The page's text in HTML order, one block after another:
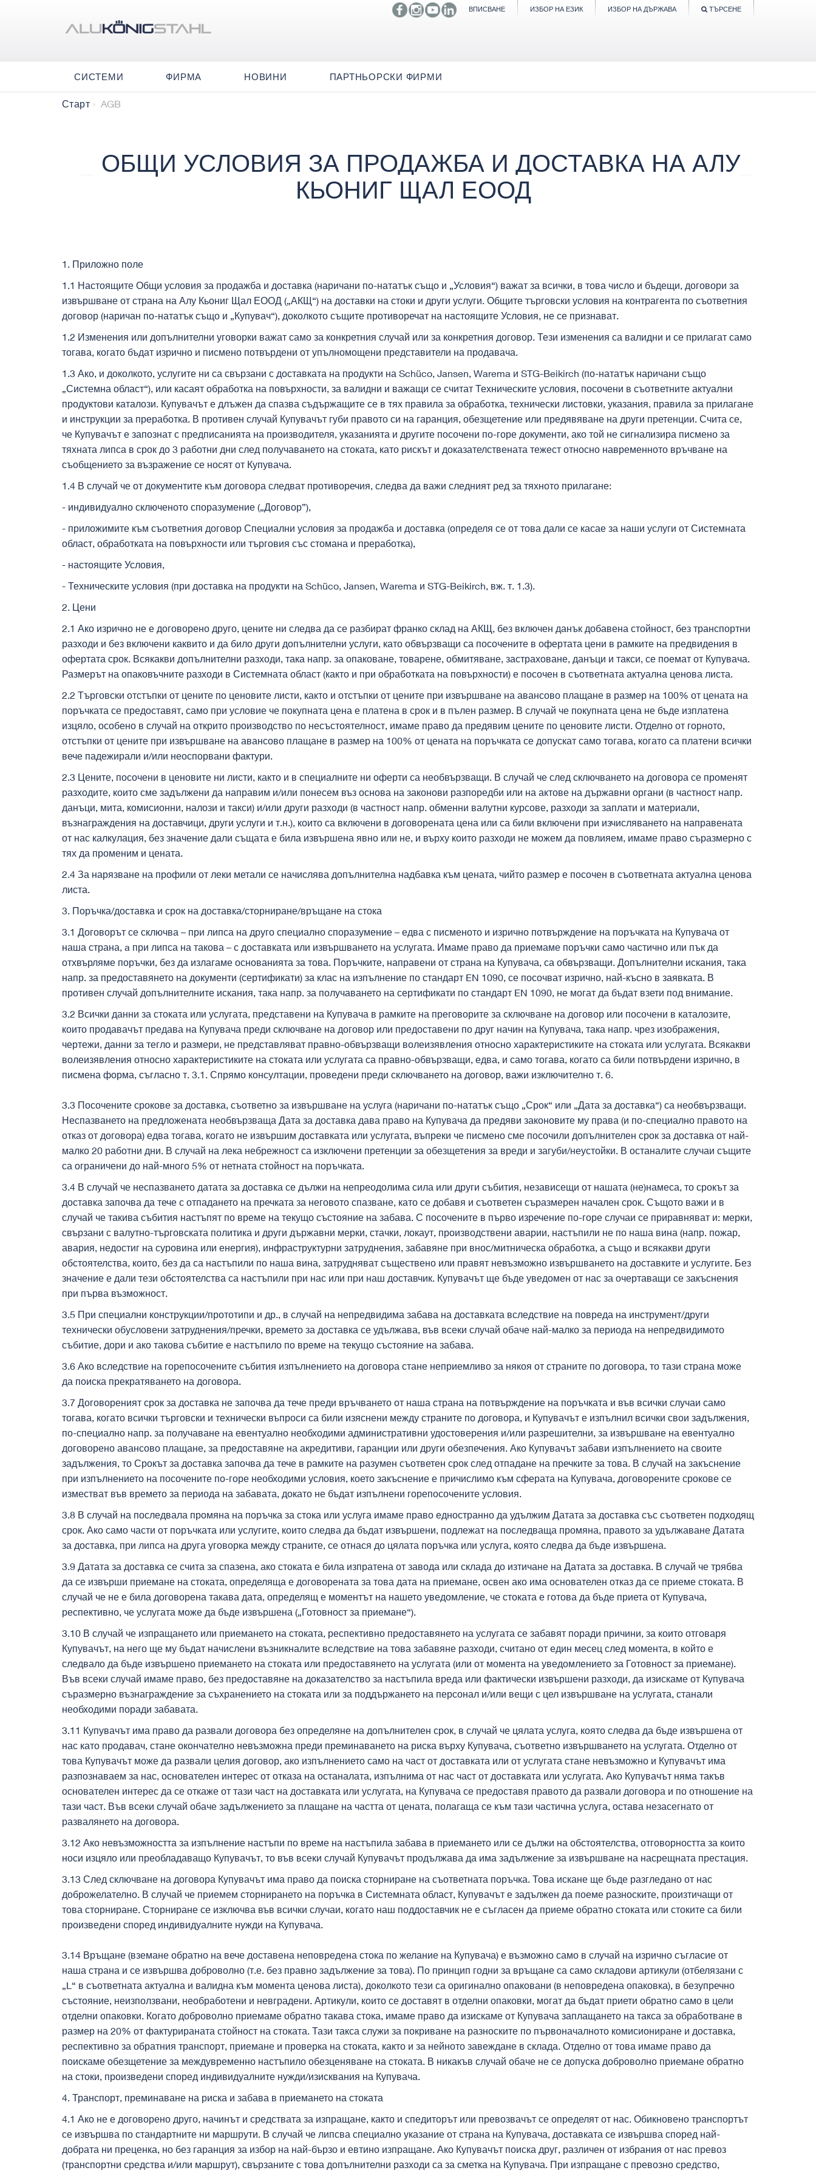
ВПИСВАНЕ ИЗБОР НА ЕЗИК ИЗБОР НА ДЪРЖАВА ТЪРСЕНЕ
СИСТЕМИ ФИРМА НОВИНИ ПАРТНЬОРСКИ ФИРМИ
Старт AGB
ОБЩИ УСЛОВИЯ ЗА ПРОДАЖБА И ДОСТАВКА НА АЛУ
КЬОНИГ ЩАЛ ЕООД
1. Приложно поле
1.1 Настоящите Общи условия за продажба и доставка (наричани по-нататък също и „Условия“) важат за всички, в това число и бъдещи, договори за
извършване от страна на Алу Кьониг Щал ЕООД („АКЩ“) на доставки на стоки и други услуги. Общите търговски условия на контрагента по съответния
договор (наричан по-нататък също и „Купувач“), доколкото същите противоречат на настоящите Условия, не се признават.
1.2 Изменения или допълнителни уговорки важат само за конкретния случай или за конкретния договор. Тези изменения са валидни и се прилагат само
тогава, когато бъдат изрично и писмено потвърдени от упълномощени представители на продавача.
1.3 Ако, и доколкото, услугите ни са свързани с доставката на продукти на Schüco, Jansen, Warema и STG-Beikirch (по-нататък наричани също
„Системна област“), или касаят обработка на повърхности, за валидни и важащи се считат Техническите условия, посочени в съответните актуални
продуктови каталози. Купувачът е длъжен да спазва съдържащите се в тях правила за обработка, технически листовки, указания, правила за прилагане
и инструкции за преработка. В противен случай Купувачът губи правото си на гаранция, обезщетение или предявяване на други претенции. Счита се,
че Купувачът е запознат с предписанията на производителя, указанията и другите посочени по-горе документи, ако той не сигнализира писмено за
тяхната липса в срок до 3 работни дни след получаването на стоката, като рискът и доказателствената тежест относно навременното връчване на
съобщението за възражение се носят от Купувача.
1.4 В случай че от документите към договора следват противоречия, следва да важи следният ред за тяхното прилагане:
- индивидуално сключеното споразумение („Договор”),
- приложимите към съответния договор Специални условия за продажба и доставка (определя се от това дали се касае за наши услуги от Системната
област, обработката на повърхности или търговия със стомана и преработка),
- настоящите Условия,
- Техническите условия (при доставка на продукти на Schüco, Jansen, Warema и STG-Beikirch, вж. т. 1.3).
2. Цени
2.1 Ако изрично не е договорено друго, цените ни следва да се разбират франко склад на АКЩ, без включен данък добавена стойност, без транспортни
разходи и без включени каквито и да било други допълнителни услуги, като обвързващи са посочените в офертата цени в рамките на предвидения в
офертата срок. Всякакви допълнителни разходи, така напр. за опаковане, товарене, обмитяване, застраховане, данъци и такси, се поемат от Купувача.
Размерът на опаковъчните разходи в Системната област (както и при обработката на повърхности) е посочен в съответната актуална ценова листа.
2.2 Търговски отстъпки от цените по ценовите листи, както и отстъпки от цените при извършване на авансово плащане в размер на 100% от цената на
поръчката се предоставят, само при условие че покупната цена е платена в срок и в пълен размер. В случай че покупната цена не бъде изплатена
изцяло, особено в случай на открито производство по несъстоятелност, имаме право да предявим цените по ценовите листи. Отделно от горното,
отстъпки от цените при извършване на авансово плащане в размер на 100% от цената на поръчката се допускат само тогава, когато са платени всички
вече падежирали и/или неоспорвани фактури.
2.3 Цените, посочени в ценовите ни листи, както и в специалните ни оферти са необвързващи. В случай че след сключването на договора се променят
разходите, които сме задължени да направим и/или понесем въз основа на законови разпоредби или на актове на държавни органи (в частност напр.
данъци, мита, комисионни, налози и такси) и/или други разходи (в частност напр. обменни валутни курсове, разходи за заплати и материали,
възнаграждения на доставчици, други услуги и т.н.), които са включени в договорената цена или са били включени при изчисляването на направената
от нас калкулация, без значение дали същата е била извършена явно или не, и върху които разходи не можем да повлияем, имаме право съразмерно с
тях да променим и цената.
2.4 За нарязване на профили от леки метали се начислява допълнителна надбавка към цената, чийто размер е посочен в съответната актуална ценова
листа.
3. Поръчка/доставка и срок на доставка/сторниране/връщане на стока
3.1 Договорът се сключва – при липса на друго специално споразумение – едва с писменото и изрично потвърждение на поръчката на Купувача от
наша страна, a при липса на такова – с доставката или извършването на услугата. Имаме право да приемаме поръчки само частично или пък да
отхвърляме поръчки, без да излагаме основанията за това. Поръчките, направени от страна на Купувача, са обвързващи. Допълнителни искания, така
напр. за предоставянето на документи (сертификати) за клас на изпълнение по стандарт EN 1090, се посочват изрично, най-късно в заявката. В
противен случай допълнителните искания, така напр. за получаването на сертификати по стандарт EN 1090, не могат да бъдат взети под внимание.
3.2 Всички данни за стоката или услугата, представени на Купувача в рамките на преговорите за сключване на договор или посочени в каталозите,
които продавачът предава на Купувача преди сключване на договор или предоставени по друг начин на Купувача, така напр. чрез изображения,
чертежи, данни за тегло и размери, не представляват правно-обвързващи волеизявления относно характеристиките на стоката или услугата. Всякакви
волеизявления относно характеристиките на стоката или услугата са правно-обвързващи, едва, и само тогава, когато са били потвърдени изрично, в
писмена форма, съгласно т. 3.1. Спрямо консултации, проведени преди сключването на договор, важи изключително т. 6.
3.3 Посочените срокове за доставка, съответно за извършване на услуга (наричани по-нататък също „Срок“ или „Дата за доставка“) са необвързващи.
Неспазването на предложената необвързваща Дата за доставка дава право на Купувача да предяви законовите му права (и по-специално правото на
отказ от договора) едва тогава, когато не извършим доставката или услугата, въпреки че писмено сме посочили допълнителен срок за доставка от най-
малко 20 работни дни. В случай на лека небрежност са изключени претенции за обезщетения за вреди и загуби/неустойки. В останалите случаи същите
са ограничени до най-много 5% от нетната стойност на поръчката.
3.4 В случай че неспазването датата за доставка се дължи на непреодолима сила или други събития, независещи от нашата (не)намеса, то срокът за
доставка започва да тече с отпадането на пречката за неговото спазване, като се добавя и съответен съразмерен начален срок. Същото важи и в
случай че такива събития настъпят по време на текущо състояние на забава. С посочените в първо изречение по-горе случаи се приравняват и: мерки,
свързани с валутно-търговската политика и други държавни мерки, стачки, локаут, производствени аварии, настъпили не по наша вина (напр. пожар,
авария, недостиг на суровина или енергия), инфраструктурни затруднения, забавяне при внос/митническа обработка, а също и всякакви други
обстоятелства, които, без да са настъпили по наша вина, затрудняват съществено или правят невъзможно извършването на доставките и услугите. Без
значение е дали тези обстоятелства са настъпили при нас или при наш доставчик. Купувачът ще бъде уведомен от нас за очертаващи се закъснения
при първа възможност.
3.5 При специални конструкции/прототипи и др., в случай на непредвидима забава на доставката вследствие на повреда на инструмент/други
технически обусловени затруднения/пречки, времето за доставка се удължава, във всеки случай обаче най-малко за периода на непредвидимото
събитие, дори и ако такова събитие е настъпило по време на текущо състояние на забава.
3.6 Ако вследствие на горепосочените събития изпълнението на договора стане неприемливо за някоя от страните по договора, то тази страна може
да поиска прекратяването на договора.
3.7 Договореният срок за доставка не започва да тече преди връчването от наша страна на потвърждение на поръчката и във всички случаи само
тогава, когато всички търговски и технически въпроси са били изяснени между страните по договора, и Купувачът е изпълнил всички свои задължения,
по-специално напр. за получаване на евентуално необходими административни удостоверения и/или разрешителни, за извършване на евентуално
договорено авансово плащане, за предоставяне на акредитиви, гаранции или други обезпечения. Ако Купувачът забави изпълнението на своите
задължения, то Срокът за доставка започва да тече в рамките на разумен съответен срок след отпадане на пречките за това. В случай на закъснение
при изпълнението на посочените по-горе необходими условия, което закъснение е причислимо към сферата на Купувача, договорените срокове се
изместват във времето за периода на забавата, докато не бъдат изпълнени горепосочените условия.
3.8 В случай на последвала промяна на поръчка за стока или услуга имаме право едностранно да удължим Датата за доставка със съответен подходящ
срок. Ако само части от поръчката или услугите, които следва да бъдат извършени, подлежат на последваща промяна, правото за удължаване Датата
за доставка, при липса на друга уговорка между страните, се отнася до цялата поръчка или услуга, която следва да бъде извършена.
3.9 Датата за доставка се счита за спазена, ако стоката е била изпратена от завода или склада до изтичане на Датата за доставка. В случай че трябва
да се извърши приемане на стоката, определяща е договорената за това дата на приемане, освен ако има основателен отказ да се приеме стоката. В
случай че не е била договорена такава дата, определящ е моментът на нашето уведомление, че стоката е готова да бъде приета от Купувача,
респективно, че услугата може да бъде извършена („Готовност за приемане“).
3.10 В случай че изпращането или приемането на стоката, респективно предоставянето на услугата се забавят поради причини, за които отговаря
Купувачът, на него ще му бъдат начислени възникналите вследствие на това забавяне разходи, считано от един месец след момента, в който е
следвало да бъде извършено приемането на стоката или предоставянето на услугата (или от момента на уведомлението за Готовност за приемане).
Във всеки случай имаме право, без предоставяне на доказателство за настъпила вреда или фактически извършени разходи, да изискаме от Купувача
съразмерно възнаграждение за съхранението на стоката или за поддържането на персонал и/или вещи с цел извършване на услугата, станали
необходими поради забавата.
3.11 Купувачът има право да развали договора без определяне на допълнителен срок, в случай че цялата услуга, която следва да бъде извършена от
нас като продавач, стане окончателно невъзможна преди преминаването на риска върху Купувача, съответно извършването на услугата. Отделно от
това Купувачът може да развали целия договор, ако изпълнението само на част от доставката или от услугата стане невъзможно и Купувачът има
разпознаваем за нас, основателен интерес от отказа на останалата, изпълнима от нас част от доставката или услугата. Ако Купувачът няма такъв
основателен интерес да се откаже от тази част на доставката или услугата, на Купувача се предоставя правото да развали договора и по отношение на
тази част. Във всеки случай обаче задължението за плащане на частта от цената, полагаща се към тази частична услуга, остава незасегнато от
развалянето на договора.
3.12 Ако невъзможността за изпълнение настъпи по време на настъпила забава в приемането или се дължи на обстоятелства, отговорността за които
носи изцяло или преобладаващо Купувачът, то във всеки случай Купувачът продължава да има задължение за извършване на насрещната престация.
3.13 След сключване на договора Купувачът има право да поиска сторниране на съответната поръчка. Това искане ще бъде разгледано от нас
доброжелателно. В случай че приемем сторнирането на поръчка в Системната област, Купувачът е задължен да поеме разноските, произтичащи от
това сторниране. Сторниране се изключва във всички случаи, когато наш поддоставчик не е съгласен да приеме обратно стоката или стоките са били
произведени според индивидуалните нужди на Купувача.
3.14 Връщане (вземане обратно на вече доставена неповредена стока по желание на Купувача) е възможно само в случай на изрично съгласие от
наша страна и се извършва доброволно (т.е. без правно задължение за това). По принцип годни за връщане са само складови артикули (отбелязани с
„L“ в съответната актуална и валидна към момента ценова листа), доколкото тези са оригинално опаковани (в неповредена опаковка), в безупречно
състояние, неизползвани, необработени и невградени. Артикули, които се доставят в отделни опаковки, могат да бъдат приети обратно само в цели
отделни опаковки. Когато доброволно приемаме обратно такава стока, имаме право да изискаме от Купувача заплащането на такса за обработване в
размер на 20% от фактурираната стойност на стоката. Тази такса служи за покриване на разноските по първоначалното комисиониране и доставка,
респективно за обратния транспорт, приемане и проверка на стоката, както и за нейното завеждане в склада. Отделно от това имаме право да
поискаме обезщетение за междувременно настъпило обезценяване на стоката. В никакъв случай обаче не се допуска доброволно приемане обратно
на стоки, произведени според индивидуалните нужди/изисквания на Купувача.
4. Транспорт, преминаване на риска и забава в приемането на стоката
4.1 Ако не е договорено друго, начинът и средствата за изпращане, както и спедиторът или превозвачът се определят от нас. Обикновено транспортът
се извършва по стандартните ни маршрути. В случай че липсва специално указание от страна на Купувача, доставката се извършва според най-
добрата ни преценка, но без гаранция за избор на най-бързо и евтино изпращане. Ако Купувачът поиска друг, различен от избрания от нас превоз
(транспортни средства и/или маршрут), свързаните с това допълнителни разходи са за сметка на Купувача. При изпращане с превозно средство,